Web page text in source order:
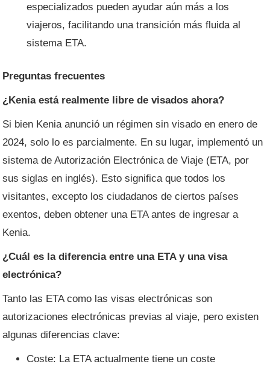
especializados pueden ayudar aún más a los
viajeros, facilitando una transición más fluida al
sistema ETA.
Preguntas frecuentes
¿Kenia está realmente libre de visados ​​ahora?
Si bien Kenia anunció un régimen sin visado en enero de
2024, solo lo es parcialmente. En su lugar, implementó un
sistema de Autorización Electrónica de Viaje (ETA, por
sus siglas en inglés). Esto significa que todos los
visitantes, excepto los ciudadanos de ciertos países
exentos, deben obtener una ETA antes de ingresar a
Kenia.
¿Cuál es la diferencia entre una ETA y una visa
electrónica?
Tanto las ETA como las visas electrónicas son
autorizaciones electrónicas previas al viaje, pero existen
algunas diferencias clave:
Coste: La ETA actualmente tiene un coste